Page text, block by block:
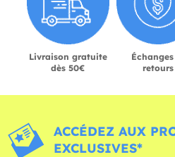
Livraison gratuite
dès 50€
retours
ACCÉDEZ AUX
EXCLUSIVES*